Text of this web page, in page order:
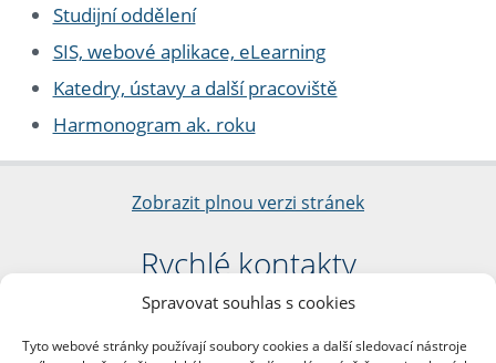
Spravovat souhlas s cookies
Tyto webové stránky používají soubory cookies a další sledovací nástroje
Studijní oddělení
SIS, webové aplikace, eLearning
Katedry, ústavy a další pracoviště
Harmonogram ak. roku
Zobrazit plnou verzi stránek
Rychlé kontakty
Filozofická fakulta
nám. Jana Palacha 1/2